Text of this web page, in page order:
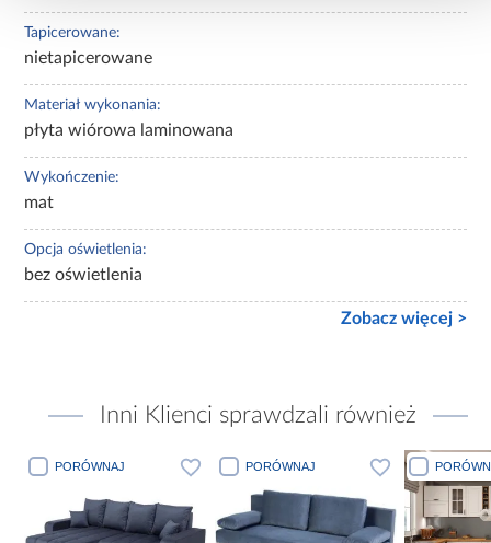
Tapicerowane:
nietapicerowane
Materiał wykonania:
płyta wiórowa laminowana
Wykończenie:
mat
Opcja oświetlenia:
bez oświetlenia
Zobacz więcej >
Inni Klienci sprawdzali również
PORÓWNAJ PORÓWNAJ